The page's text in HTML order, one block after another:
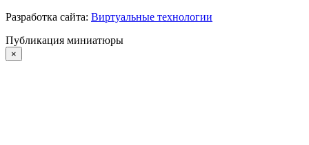
Разработка сайта: Виртуальные технологии
Публикация миниатюры
×